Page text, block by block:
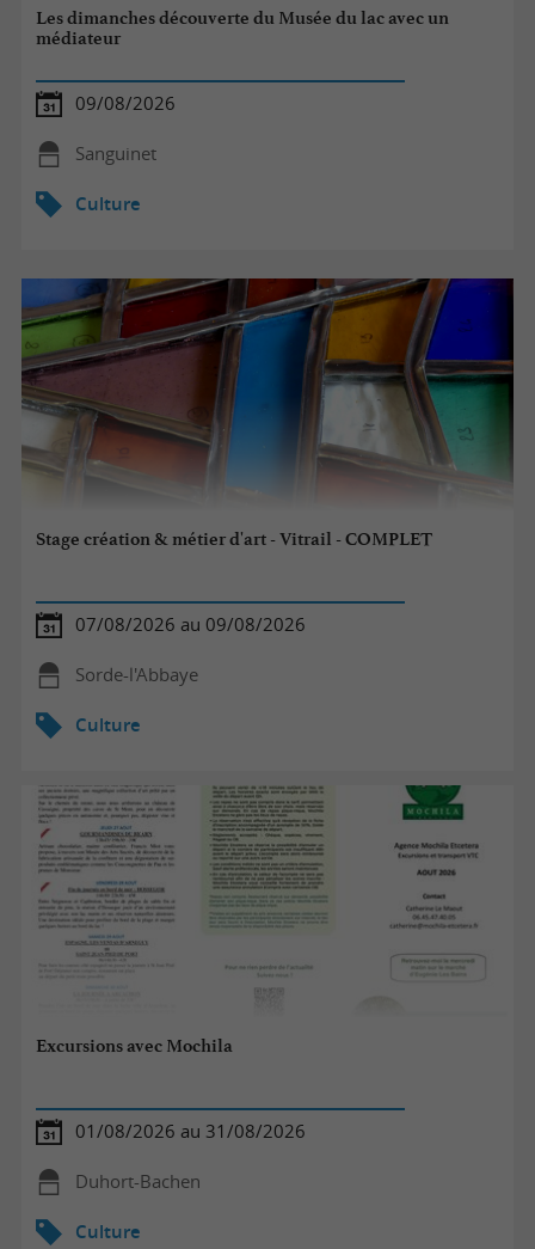
Les dimanches découverte du Musée du lac avec un
médiateur
09/08/2026
Sanguinet
Culture
Stage création & métier d'art - Vitrail - COMPLET
07/08/2026 au 09/08/2026
Sorde-l'Abbaye
Culture
Excursions avec Mochila
01/08/2026 au 31/08/2026
Duhort-Bachen
Culture